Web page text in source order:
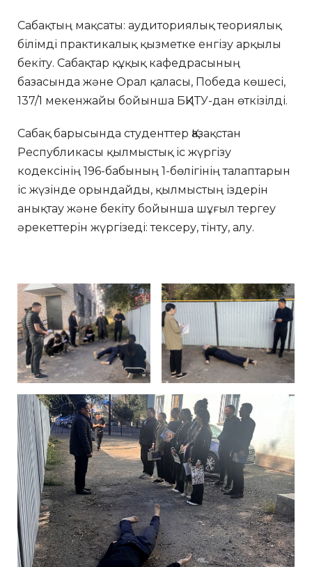
Сабақтың мақсаты: аудиториялық теориялық
білімді практикалық қызметке енгізу арқылы
бекіту. Сабақтар құқық кафедрасының
базасында және Орал қаласы, Победа көшесі,
137/1 мекенжайы бойынша БҚИТУ-дан өткізілді.
Сабақ барысында студенттер Қазақстан
Республикасы қылмыстық іс жүргізу
кодексінің 196-бабының 1-бөлігінің талаптарын
іс жүзінде орындайды, қылмыстың іздерін
анықтау және бекіту бойынша шұғыл тергеу
әрекеттерін жүргізеді: тексеру, тінту, алу.